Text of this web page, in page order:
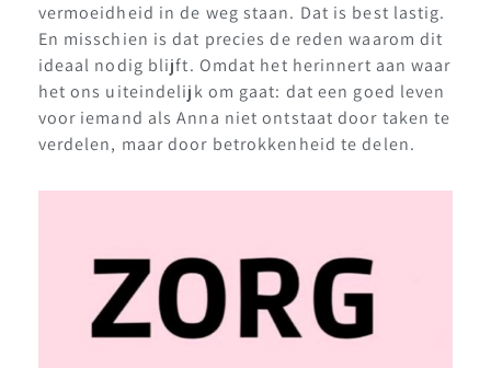
vermoeidheid in de weg staan. Dat is best lastig.
En misschien is dat precies de reden waarom dit
ideaal nodig blijft. Omdat het herinnert aan waar
het ons uiteindelijk om gaat: dat een goed leven
voor iemand als Anna niet ontstaat door taken te
verdelen, maar door betrokkenheid te delen.